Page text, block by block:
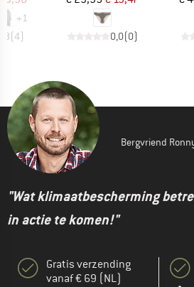
+1
(4) 0,0(0)
Bergvriend
"Wat klimaatbescherming
in actie te komen!"
Gratis verzending
vanaf € 69 (NL)